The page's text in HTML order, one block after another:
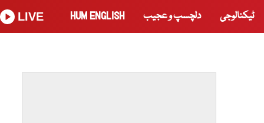
ٹیکنالوجی دلچسپ و عجیب HUM ENGLISH
LIVE